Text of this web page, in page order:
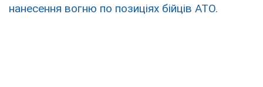
нанесення вогню по позиціях бійців АТО.